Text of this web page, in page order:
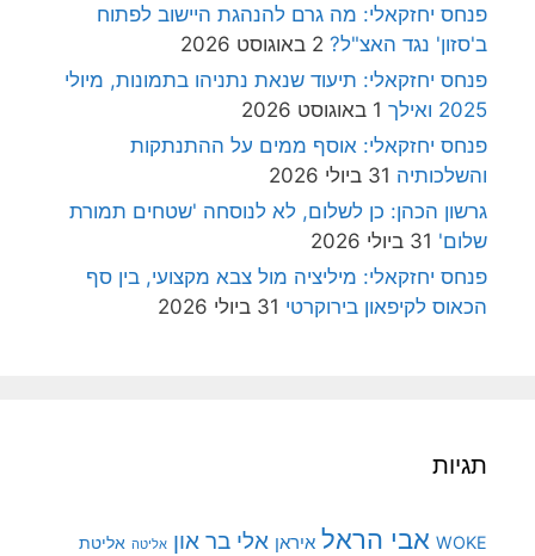
פנחס יחזקאלי: מה גרם להנהגת היישוב לפתוח
ב'סזון' נגד האצ"ל? 2 באוגוסט 2026
פנחס יחזקאלי: תיעוד שנאת נתניהו בתמונות, מיולי
2025 ואילך
1 באוגוסט 2026
פנחס יחזקאלי: אוסף ממים על ההתנתקות
והשלכותיה 31 ביולי 2026
גרשון הכהן: כן לשלום, לא לנוסחה 'שטחים תמורת
שלום' 31 ביולי 2026
פנחס יחזקאלי: מיליציה מול צבא מקצועי, בין סף
הכאוס לקיפאון בירוקרטי 31 ביולי 2026
תגיות
WOKE אבי הראל איראן אלי בר און אליטה אליטת